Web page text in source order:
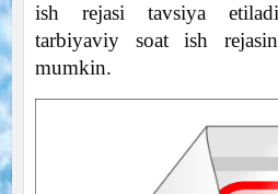
ish rejasi tavsiya
tarbiyaviy soat ish
mumkin.